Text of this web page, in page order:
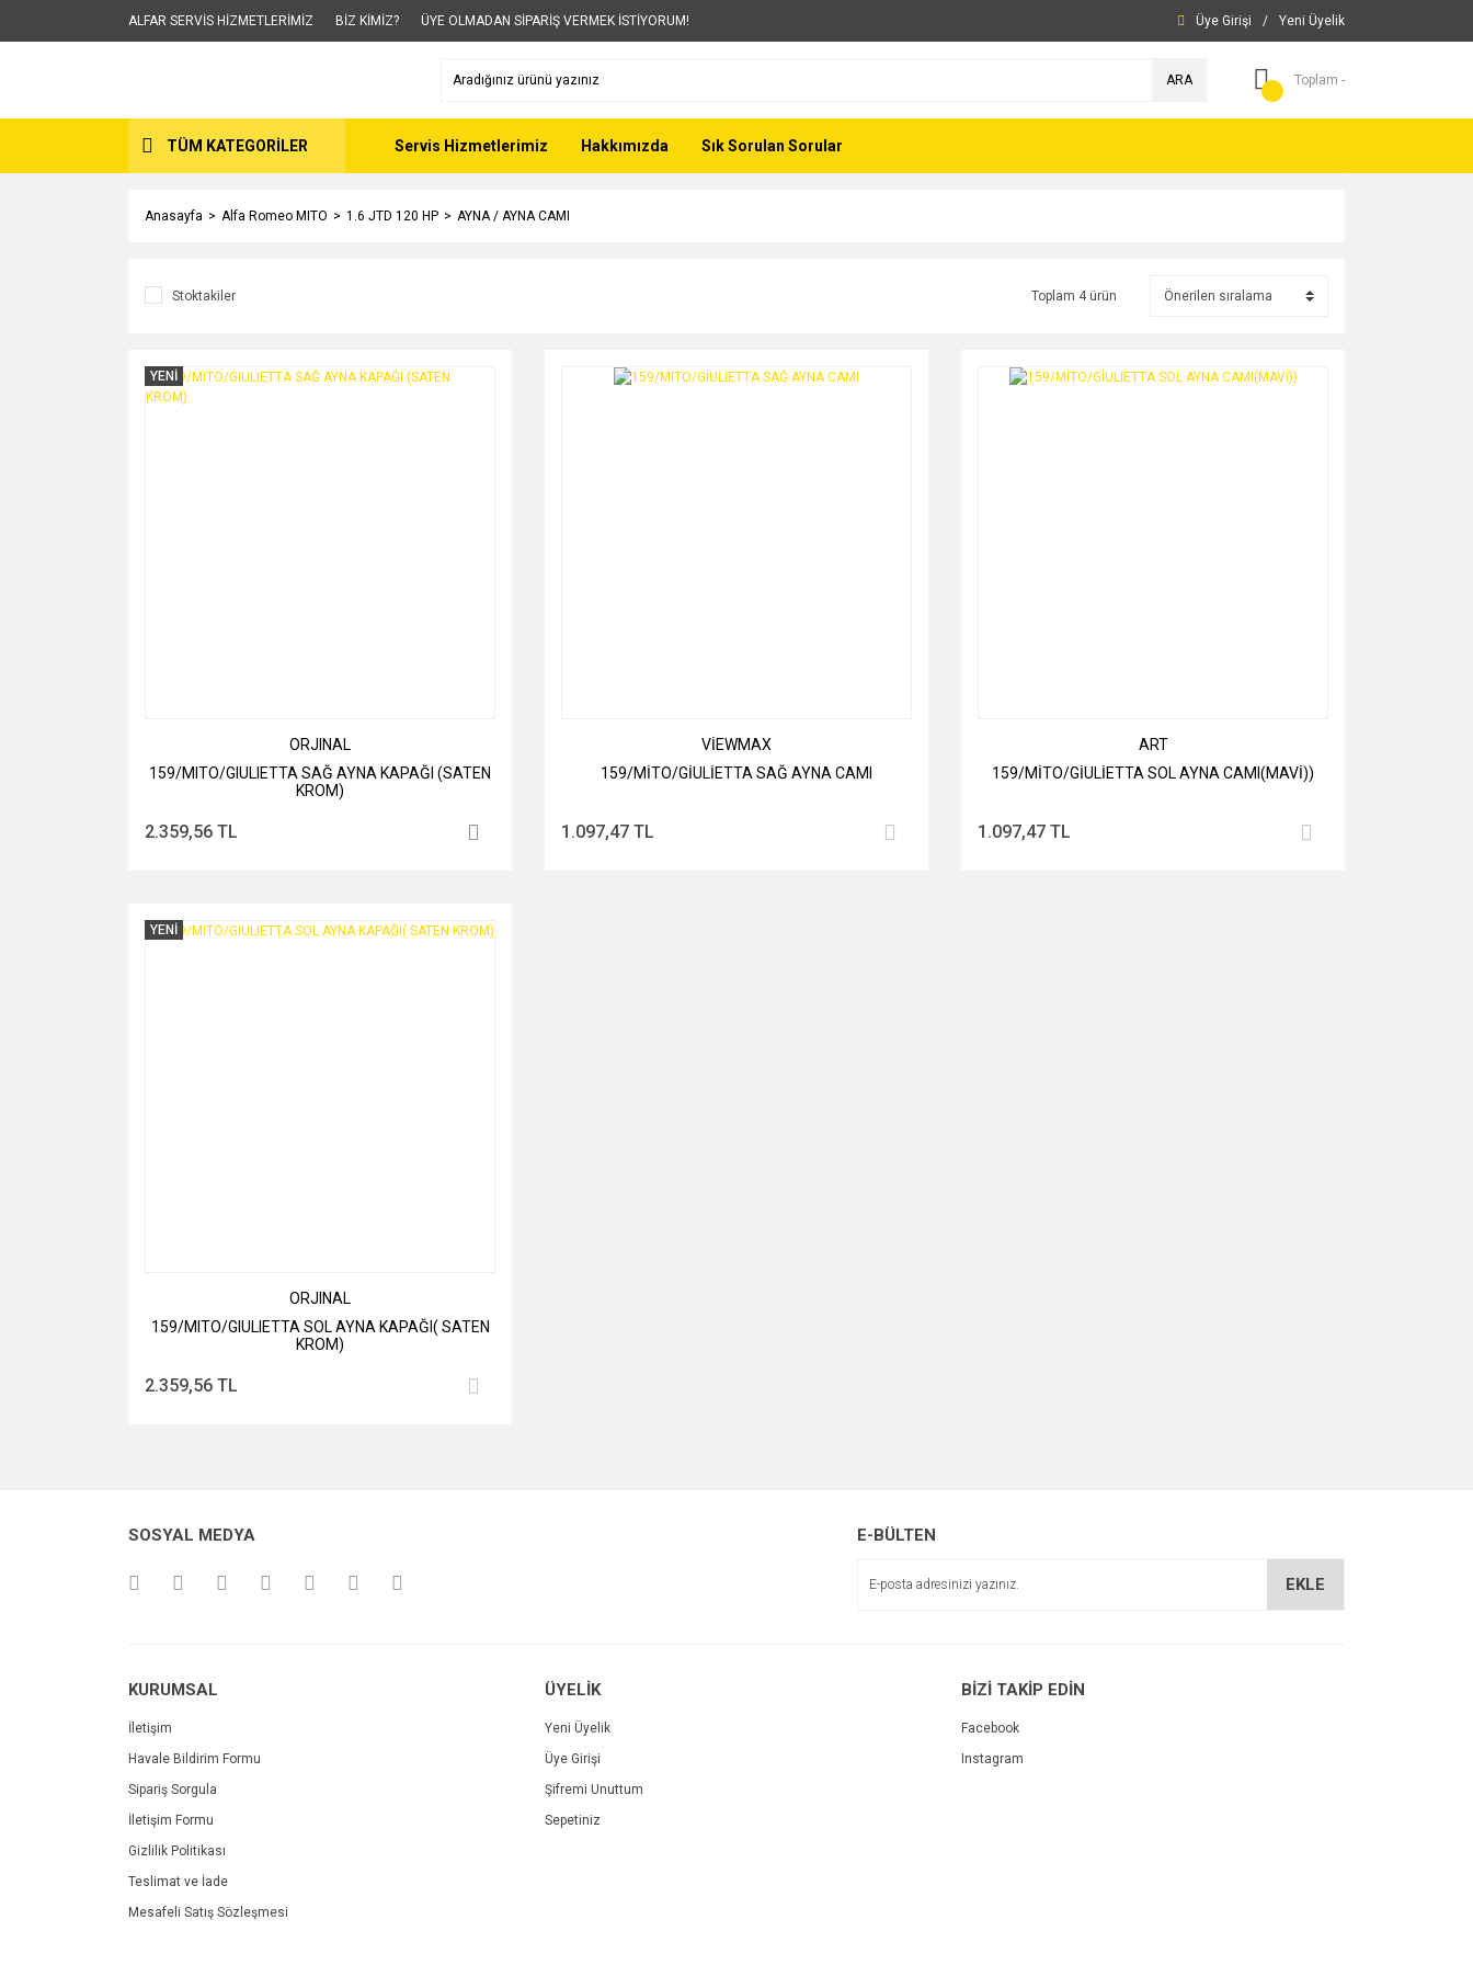
ALFAR SERVİS HİZMETLERİMİZ BİZ KİMİZ? ÜYE OLMADAN SİPARİŞ VERMEK İSTİYORUM! Üye Girişi / Yeni Üyelik
ARA Toplam -
TÜM KATEGORİLER Servis Hizmetlerimiz Hakkımızda Sık Sorulan Sorular
Anasayfa Alfa Romeo MITO 1.6 JTD 120 HP AYNA / AYNA CAMI
Stoktakiler Toplam 4 ürün
YENİ
ORJINAL
159/MITO/GIULIETTA SAĞ AYNA KAPAĞI (SATEN
KROM)
2.359,56 TL
VİEWMAX
159/MİTO/GİULİETTA SAĞ AYNA CAMI
1.097,47 TL
ART
159/MİTO/GİULİETTA SOL AYNA CAMI(MAVİ))
1.097,47 TL
YENİ
ORJINAL
159/MITO/GIULIETTA SOL AYNA KAPAĞI( SATEN
KROM)
2.359,56 TL
SOSYAL MEDYA E-BÜLTEN
EKLE
KURUMSAL
İletişim
Havale Bildirim Formu
Sipariş Sorgula
İletişim Formu
Gizlilik Politikası
Teslimat ve İade
Mesafeli Satış Sözleşmesi
ÜYELİK
Yeni Üyelik
Üye Girişi
Şifremi Unuttum
Sepetiniz
BİZİ TAKİP EDİN
Facebook
Instagram